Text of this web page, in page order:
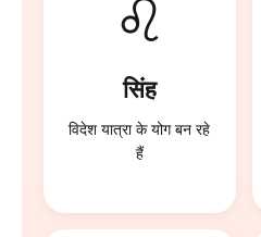
♌
सिंह
विदेश यात्रा के योग बन रहे
हैं